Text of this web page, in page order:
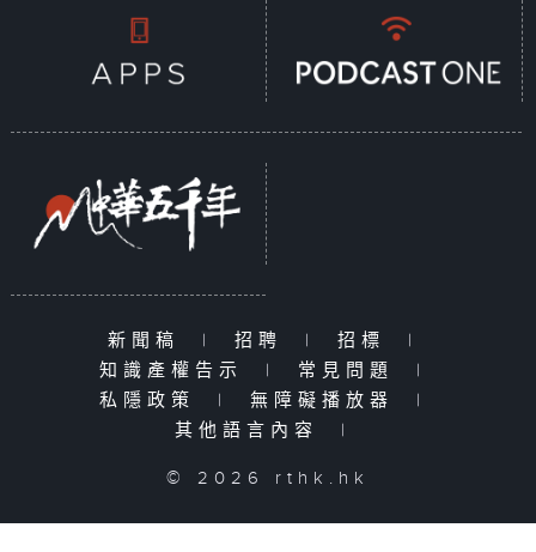
新聞稿 | 招聘 | 招標
|
知識產權告示
| 常見問題
|
私隱政策
| 無障礙播放器
|
其他語言內容
|
© 2026 rthk.hk